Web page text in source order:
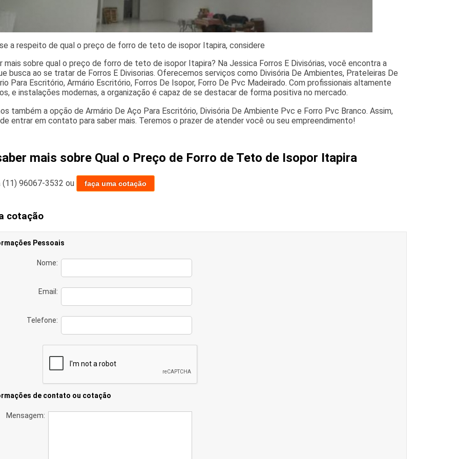
a respeito de qual o preço de forro de teto de isopor Itapira, considere
mais sobre qual o preço de forro de teto de isopor Itapira? Na Jessica Forros E Divisórias, você encontra a
busca ao se tratar de Forros E Divisorias. Oferecemos serviços como Divisória De Ambientes, Prateleiras De
Para Escritório, Armário Escritório, Forros De Isopor, Forro De Pvc Madeirado. Com profissionais altamente
e instalações modernas, a organização é capaz de se destacar de forma positiva no mercado.
também a opção de Armário De Aço Para Escritório, Divisória De Ambiente Pvc e Forro Pvc Branco. Assim,
entrar em contato para saber mais. Teremos o prazer de atender você ou seu empreendimento!
mais sobre Qual o Preço de Forro de Teto de Isopor Itapira
(11) 96067-3532 ou faça uma cotação
cotação
Pessoais
Nome:
Email:
Telefone:
de contato ou cotação
Mensagem: